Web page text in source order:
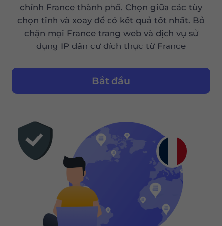
chính France thành phố. Chọn giữa các tùy
chọn tĩnh và xoay để có kết quả tốt nhất. Bỏ
chặn mọi France trang web và dịch vụ sử
dụng IP dân cư đích thực từ France
Bắt đầu